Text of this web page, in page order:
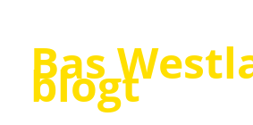
Bas
blogt